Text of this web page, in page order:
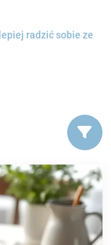
radzić sobie ze